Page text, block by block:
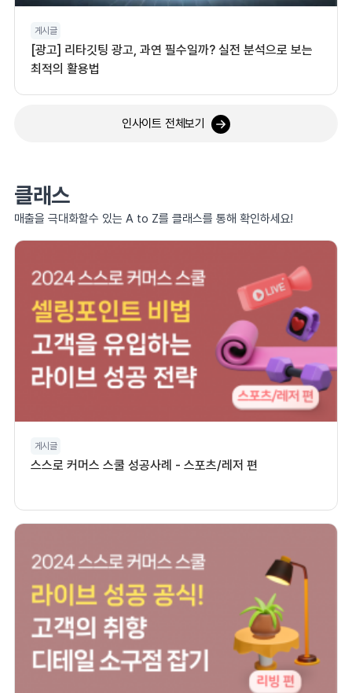
게시글
[광고] 리타깃팅 광고, 과연 필수일까? 실전 분석으로 보는
최적의 활용법
인사이트 전체보기
클래스
매출을 극대화할수 있는 A to Z를 클래스를 통해 확인하세요!
게시글
스스로 커머스 스쿨 성공사례 - 스포츠/레저 편